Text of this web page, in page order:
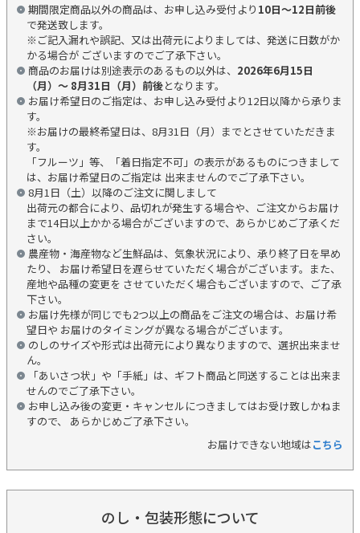
期間限定商品以外の商品は、お申し込み受付より 10日～12日前後
で発送致します。
※ご記入漏れや誤記、又は出荷元によりましては、発送に日数がか
かる場合が ございますのでご了承下さい。
商品のお届けは別途表示のあるもの以外は、 2026年6月15日
（月）～ 8月31日（月）前後となります。
お届け希望日のご指定は、お申し込み受付より12日以降から承りま
す。
※お届けの最終希望日は、8月31日（月）までとさせていただきま
す。
「フルーツ」等、「着日指定不可」の表示があるものにつきまして
は、お届け希望日のご指定は 出来ませんのでご了承下さい。
8月1日（土）以降のご注文に関しまして
出荷元の都合により、品切れが発生する場合や、ご注文からお届け
まで14日以上かかる場合がございますので、あらかじめご了承くだ
さい。
農産物・海産物など生鮮品は、気象状況により、承り終了日を早め
たり、 お届け希望日を遅らせていただく場合がございます。また、
産地や品種の変更を させていただく場合もございますので、ご了承
下さい。
お届け先様が同じでも2つ以上の商品をご注文の場合は、お届け希
望日や お届けのタイミングが異なる場合がございます。
のしのサイズや形式は出荷元により異なりますので、選択出来ませ
ん。
「あいさつ状」や「手紙」は、ギフト商品と同送することは出来ま
せんのでご了承下さい。
お申し込み後の変更・キャンセルにつきましてはお受け致しかねま
すので、 あらかじめご了承下さい。
お届けできない地域はこちら
のし・包装形態について